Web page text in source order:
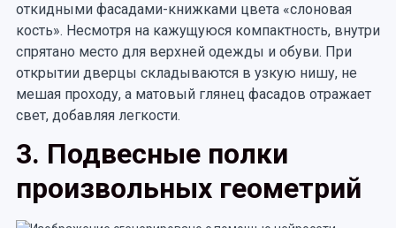
откидными фасадами-книжками цвета «слоновая
кость». Несмотря на кажущуюся компактность, внутри
спрятано место для верхней одежды и обуви. При
открытии дверцы складываются в узкую нишу, не
мешая проходу, а матовый глянец фасадов отражает
свет, добавляя легкости.
3. Подвесные полки
произвольных геометрий